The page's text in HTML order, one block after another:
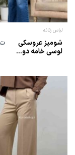
لباس زنانه
شومیز عروسكی
لوسی خامه دو...
ت940,000